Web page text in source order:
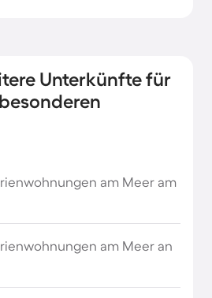
Unterkünfte für
am Meer am
am Meer an